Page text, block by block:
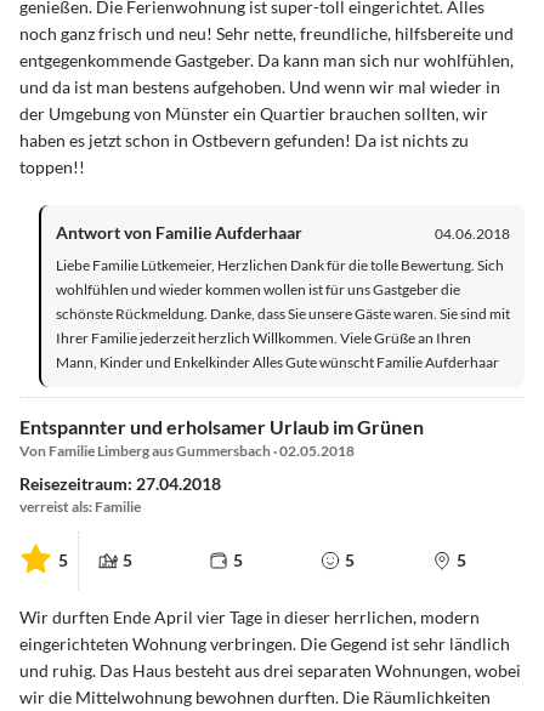
genießen. Die Ferienwohnung ist super-toll eingerichtet. Alles
noch ganz frisch und neu! Sehr nette, freundliche, hilfsbereite und
entgegenkommende Gastgeber. Da kann man sich nur wohlfühlen,
und da ist man bestens aufgehoben. Und wenn wir mal wieder in
der Umgebung von Münster ein Quartier brauchen sollten, wir
haben es jetzt schon in Ostbevern gefunden! Da ist nichts zu
toppen!!
Antwort von Familie Aufderhaar
04.06.2018
Liebe Familie Lütkemeier, Herzlichen Dank für die tolle Bewertung. Sich
wohlfühlen und wieder kommen wollen ist für uns Gastgeber die
schönste Rückmeldung. Danke, dass Sie unsere Gäste waren. Sie sind mit
Ihrer Familie jederzeit herzlich Willkommen. Viele Grüße an Ihren
Mann, Kinder und Enkelkinder Alles Gute wünscht Familie Aufderhaar
Entspannter und erholsamer Urlaub im Grünen
Von Familie Limberg aus Gummersbach · 02.05.2018
Reisezeitraum: 27.04.2018
verreist als: Familie
5 5 5 5 5
Wir durften Ende April vier Tage in dieser herrlichen, modern
eingerichteten Wohnung verbringen. Die Gegend ist sehr ländlich
und ruhig. Das Haus besteht aus drei separaten Wohnungen, wobei
wir die Mittelwohnung bewohnen durften. Die Räumlichkeiten